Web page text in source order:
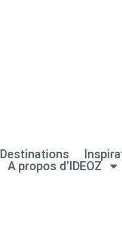
Destinations
A propos d’IDEOZ